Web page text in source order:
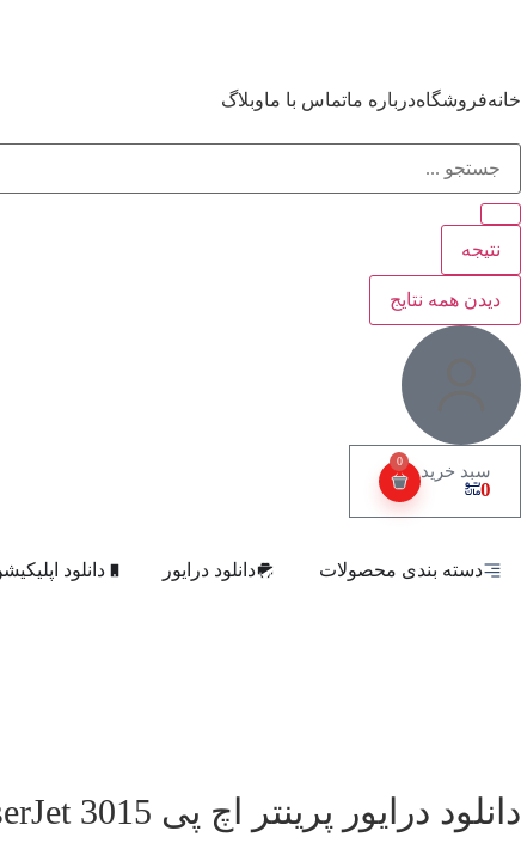
خانهفروشگاهدرباره ماتماس با ماوبلاگ
نتیجه
دیدن همه نتایج
0
0
دسته بندی محصولات دانلود درایور دانلود
دانلود درایور پرینتر اچ‌ پی LaserJet 3015